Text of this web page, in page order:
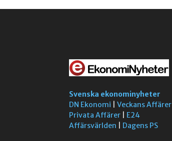
Svenska ekonominyheter
DN Ekonomi
Veckans Affärer
Privata Affärer
E24
Affärsvärlden
Dagens PS